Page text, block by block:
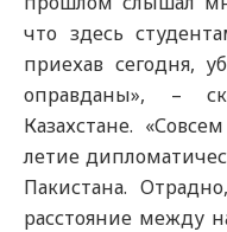
что здесь
приехав сегодня,
оправданы», –
Казахстане.
летие
Пакистана.
расстояние между